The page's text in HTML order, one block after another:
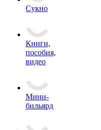
Сукно
Книги,
пособия,
видео
Мини-
бильярд